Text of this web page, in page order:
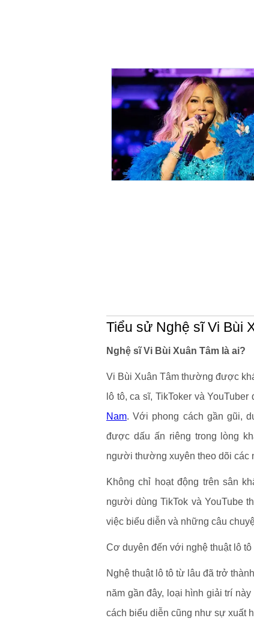
Tiểu sử Nghệ sĩ Vi Bùi
Nghệ sĩ Vi Bùi Xuân Tâm là ai?
Vi Bùi Xuân Tâm thường được
lô tô, ca sĩ, TikToker và
Nam. Với phong cách gần gũi,
được dấu ấn riêng trong lòng
người thường xuyên theo dõi các
Không chỉ hoạt động trên sân
người dùng TikTok và YouTube
việc biểu diễn và những câu
Cơ duyên đến với nghệ thuật lô tô
Nghệ thuật lô tô từ lâu đã trở
năm gần đây, loại hình giải trí
cách biểu diễn cũng như sự xuất